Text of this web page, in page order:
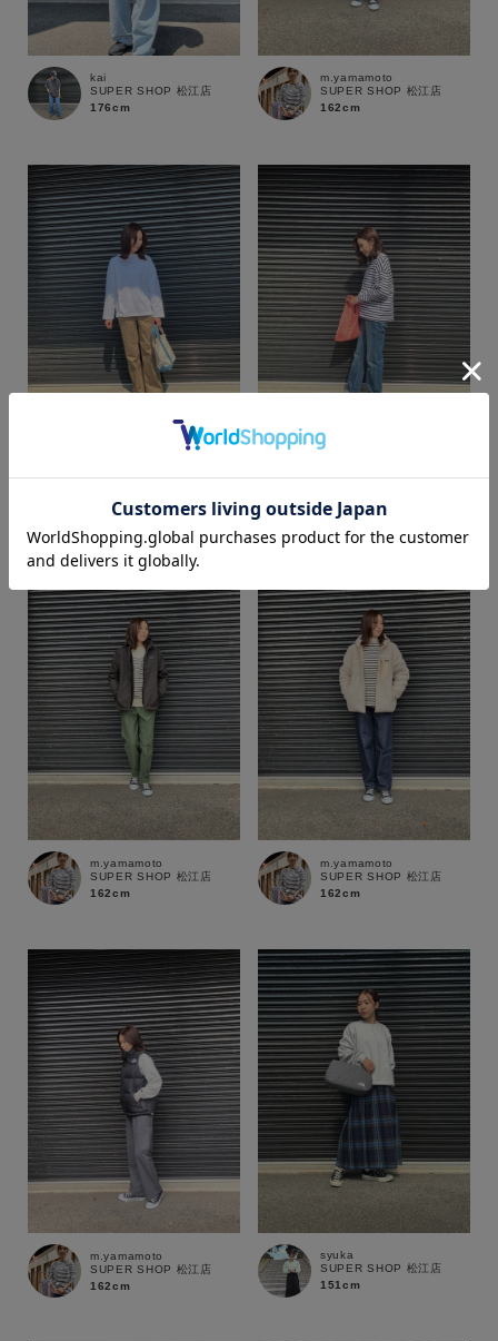
価格
商品タイプ
通常商品 予約商品
セール価格 WEB限定
在庫
在庫あり 在庫なし含む
kai
SUPER SHOP 松江店
176cm
m.yamamoto
SUPER SHOP 松江店
162cm
162cm
162cm
m.yamamoto
SUPER SHOP 松江店
162cm
m.yamamoto
SUPER SHOP 松江店
162cm
m.yamamoto
SUPER SHOP 松江店
162cm
syuka
SUPER SHOP 松江店
151cm